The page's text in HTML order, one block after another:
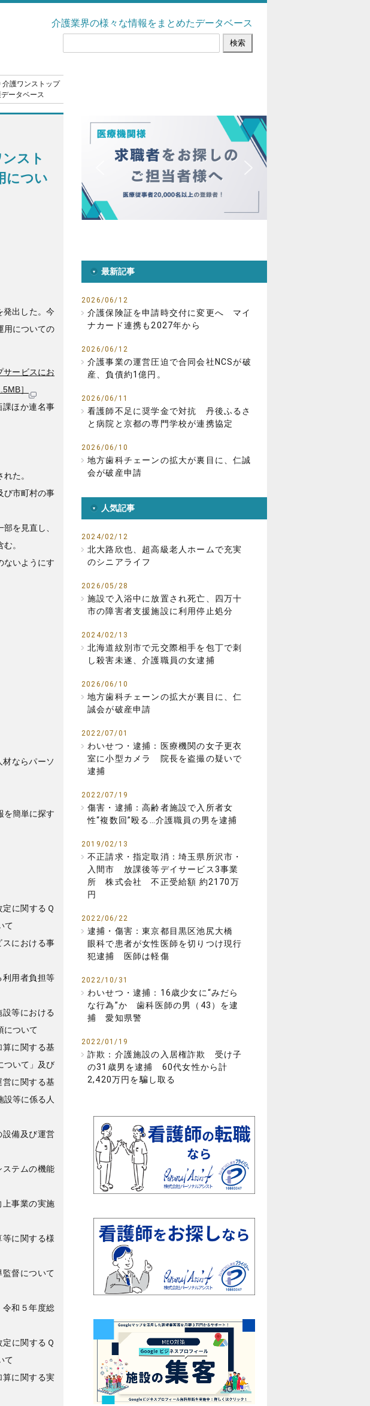
介護業界の様々な情報をまとめたデータベース
護ワンストップ
ータベース
スト
につい
発出した。今
用についての
サービスにお
］
課ほか連名事
た。
び市町村の事
を見直し、
。
ないようにす
ならパーソ
を簡単に探す
定に関するＱ
て
における事
利用者負担等
等における
について
算に関する基
ついて」及び
営に関する基
設等に係る人
備及び運営
テムの機能
上事業の実施
に関する様
監督について
和５年度総
定に関するＱ
て
に関する実
最新記事
2026/06/12
介護保険証を申請時交付に変更へ マイ
ナカード連携も2027年から
2026/06/12
介護事業の運営圧迫で合同会社NCSが破
産、負債約1億円。
2026/06/11
看護師不足に奨学金で対抗 丹後ふるさ
と病院と京都の専門学校が連携協定
2026/06/10
地方歯科チェーンの拡大が裏目に、仁誠
会が破産申請
人気記事
2024/02/12
北大路欣也、超高級老人ホームで充実
のシニアライフ
2026/05/28
施設で入浴中に放置され死亡、四万十
市の障害者支援施設に利用停止処分
2024/02/13
北海道紋別市で元交際相手を包丁で刺
し殺害未遂、介護職員の女逮捕
2026/06/10
地方歯科チェーンの拡大が裏目に、仁
誠会が破産申請
2022/07/01
わいせつ・逮捕：医療機関の女子更衣
室に小型カメラ 院長を盗撮の疑いで
逮捕
2022/07/19
傷害・逮捕：高齢者施設で入所者女
性“複数回”殴る…介護職員の男を逮捕
2019/02/13
不正請求・指定取消：埼玉県所沢市・
入間市 放課後等デイサービス3事業
所 株式会社 不正受給額 約2170万
円
2022/06/22
逮捕・傷害：東京都目黒区池尻大橋
眼科で患者が女性医師を切りつけ現行
犯逮捕 医師は軽傷
2022/10/31
わいせつ・逮捕：16歳少女に“みだら
な行為”か 歯科医師の男（43）を逮
捕 愛知県警
2022/01/19
詐欺：介護施設の入居権詐欺 受け子
の31歳男を逮捕 60代女性から計
2,420万円を騙し取る